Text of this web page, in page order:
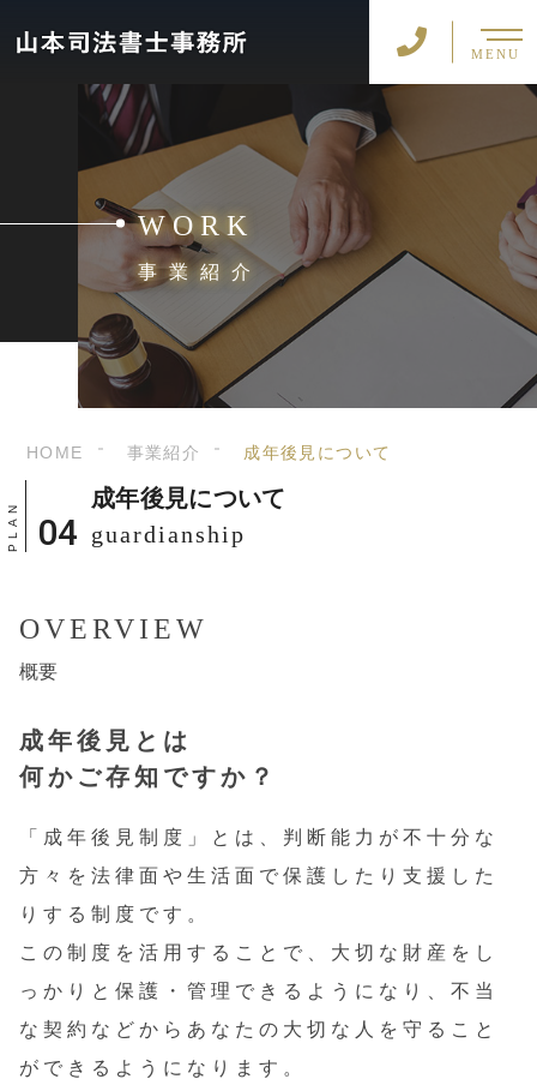
MENU
WORK
事業紹介
HOME 事業紹介 成年後見について
成年後見について
guardianship
OVERVIEW
概要
成年後見とは
何かご存知ですか？
「成年後見制度」とは、判断能力が不十分な
方々を法律面や生活面で保護したり支援した
りする制度です。
この制度を活用することで、大切な財産をし
っかりと保護・管理できるようになり、不当
な契約などからあなたの大切な人を守ること
ができるようになります。